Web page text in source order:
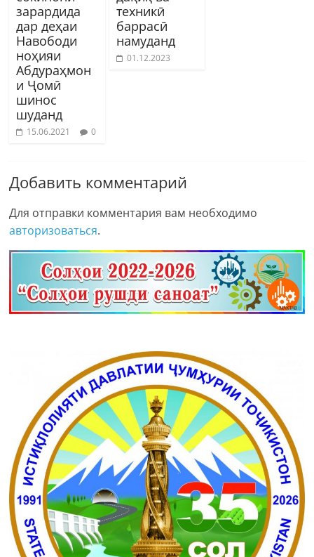
зарардида
дар деҳаи
Навободи
ноҳияи
Абдураҳмон
и Ҷомӣ
шинос
шуданд
15.06.2021 0
техникӣ
баррасӣ
намуданд
01.12.2023
Добавить комментарий
Для отправки комментария вам необходимо
авторизоваться.